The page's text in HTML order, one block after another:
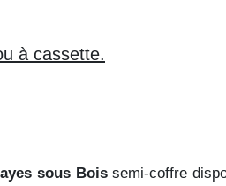
à cassette.
sous Boissemi-coffre